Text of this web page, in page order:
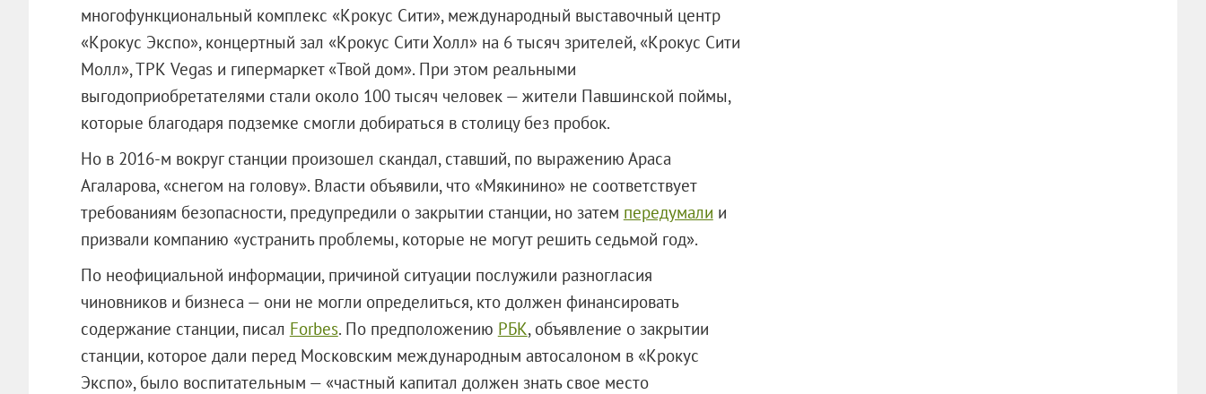
многофункциональный комплекс «Крокус Сити», международный выставочный центр
«Крокус Экспо», концертный зал «Крокус Сити Холл» на 6 тысяч зрителей, «Крокус Сити
Молл», ТРК Vegas и гипермаркет «Твой дом». При этом реальными
выгодоприобретателями стали около 100 тысяч человек — жители Павшинской поймы,
которые благодаря подземке смогли добираться в столицу без пробок.
Но в 2016-м вокруг станции произошел скандал, ставший, по выражению Араса
Агаларова, «снегом на голову». Власти объявили, что «Мякинино» не соответствует
требованиям безопасности, предупредили о закрытии станции, но затем передумали и
призвали компанию «устранить проблемы, которые не могут решить седьмой год».
По неофициальной информации, причиной ситуации послужили разногласия
чиновников и бизнеса — они не могли определиться, кто должен финансировать
содержание станции, писал Forbes. По предположению РБК, объявление о закрытии
станции, которое дали перед Московским международным автосалоном в «Крокус
Экспо», было воспитательным — «частный капитал должен знать свое место